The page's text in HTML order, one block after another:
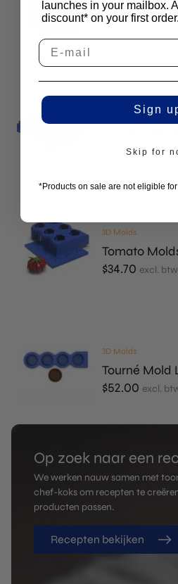
Mini Leaf
2D Molds
34.70 excl. btw
3D Molds
Tomato
$34.70 excl. btw
3D Molds
Tourné Mold
$52.00 excl.
Op zoek naar een
We werken nauw samen met
chef-koks om recepten te
producten passen.
Recepten bekijken
launches in your mailbox.
discount* on your first order.
Sign
Skip for
*Products on sale are not eligible